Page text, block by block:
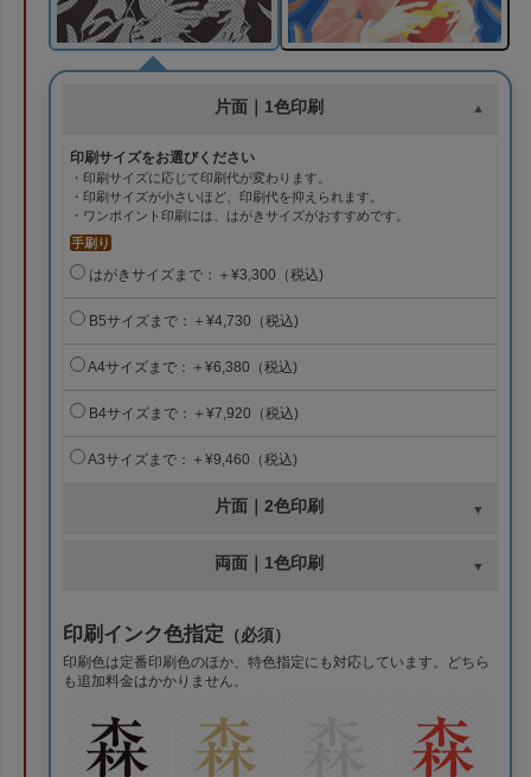
片面｜1色印刷
印刷サイズをお選びください
・印刷サイズに応じて印刷代が変わります。
・印刷サイズが小さいほど、印刷代を抑えられます。
・ワンポイント印刷には、はがきサイズがおすすめです。
手刷り
はがきサイズまで：＋¥3,300（税込)
B5サイズまで：＋¥4,730（税込)
A4サイズまで：＋¥6,380（税込)
B4サイズまで：＋¥7,920（税込)
A3サイズまで：＋¥9,460（税込)
片面｜2色印刷
両面｜1色印刷
印刷インク色指定 （必須）
印刷色は定番印刷色のほか、特色指定にも対応しています。どちら
も追加料金はかかりません。